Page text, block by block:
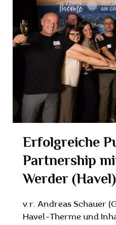
Erfolgreiche
Partnership
Werder (Havel)
v.r. Andreas Schauer
Havel-Therme und